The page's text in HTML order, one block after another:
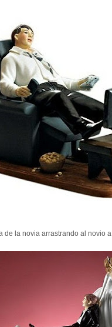
de la novia arrastrando al novio